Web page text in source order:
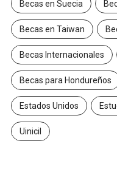
Becas en Suecia
Becas en Taiwan
Becas Internacionales
Becas para Hondureños
Estados Unidos
Uinicil